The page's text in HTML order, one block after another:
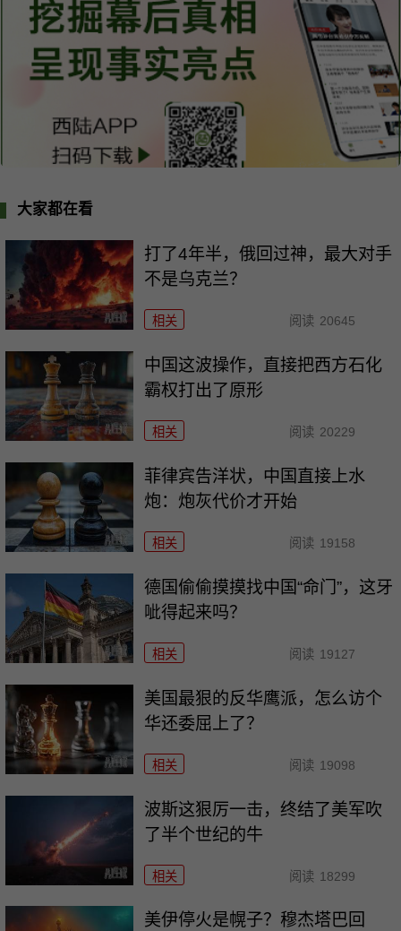
大家都在看
打了4年半，俄回过神，最大对手
不是乌克兰？
相关 阅读 20645
中国这波操作，直接把西方石化
霸权打出了原形
相关 阅读 20229
菲律宾告洋状，中国直接上水
炮：炮灰代价才开始
相关 阅读 19158
德国偷偷摸摸找中国“命门”，这牙
呲得起来吗？
相关 阅读 19127
美国最狠的反华鹰派，怎么访个
华还委屈上了？
相关 阅读 19098
波斯这狠厉一击，终结了美军吹
了半个世纪的牛
相关 阅读 18299
美伊停火是幌子？穆杰塔巴回